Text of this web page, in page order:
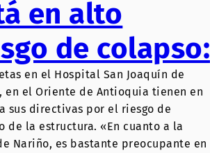
en alto
de colapso:
en el Hospital San Joaquín de
en el Oriente de Antioquia tienen en
sus directivas por el riesgo de
de la estructura. «En cuanto a la
Nariño, es bastante preocupante en